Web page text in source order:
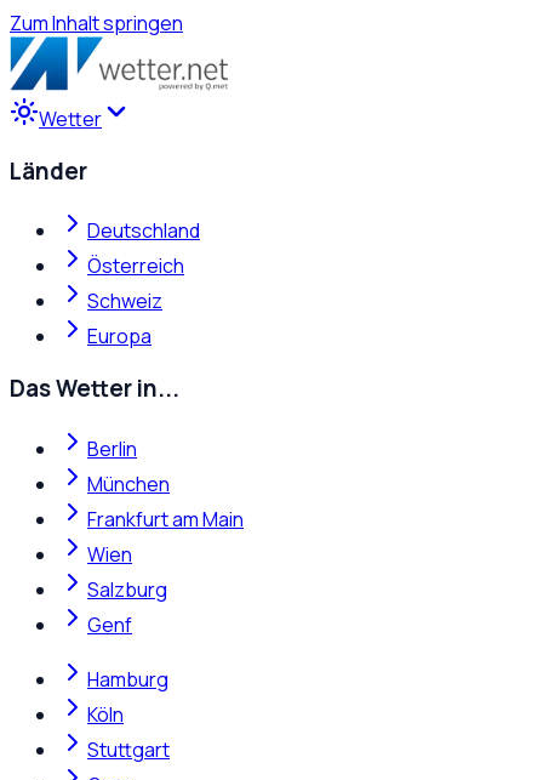
Zum Inhalt springen
Wetter
Länder
Deutschland
Österreich
Schweiz
Europa
Das Wetter in...
Berlin
München
Frankfurt am Main
Wien
Salzburg
Genf
Hamburg
Köln
Stuttgart